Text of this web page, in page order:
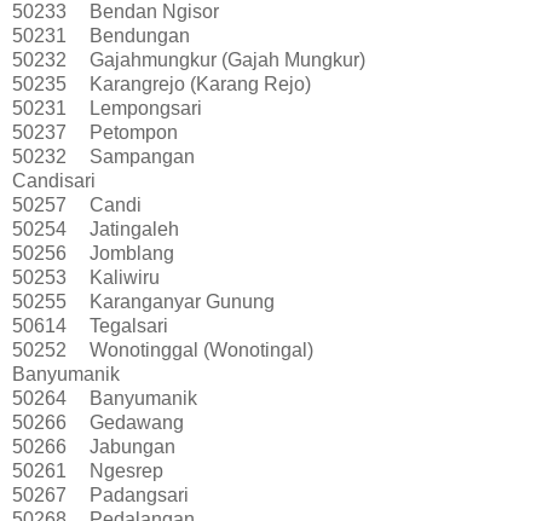
50233
Bendan Ngisor
50231
Bendungan
50232
Gajahmungkur (Gajah Mungkur)
50235
Karangrejo (Karang Rejo)
50231
Lempongsari
50237
Petompon
50232
Sampangan
Candisari
50257
Candi
50254
Jatingaleh
50256
Jomblang
50253
Kaliwiru
50255
Karanganyar Gunung
50614
Tegalsari
50252
Wonotinggal (Wonotingal)
Banyumanik
50264
Banyumanik
50266
Gedawang
50266
Jabungan
50261
Ngesrep
50267
Padangsari